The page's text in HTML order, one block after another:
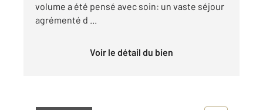
volume a été pensé avec soin: un vaste séjour
agrémenté d ...
Voir le détail du bien